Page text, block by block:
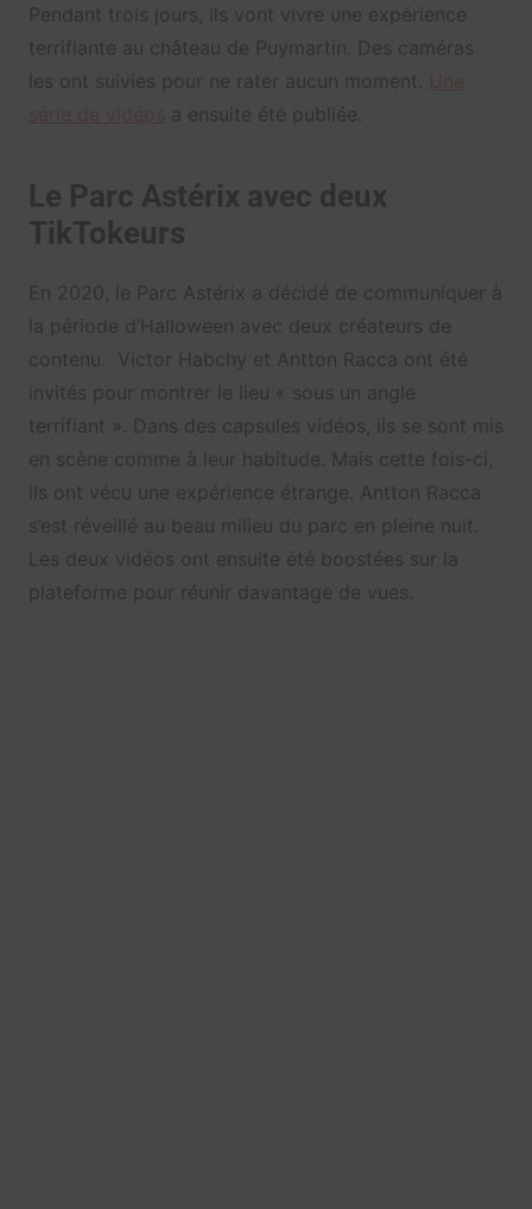
Pendant trois jours, ils vont vivre une expérience
terrifiante au château de Puymartin. Des caméras
les ont suivies pour ne rater aucun moment.
a ensuite été publiée.
Le Parc Astérix avec deux
TikTokeurs
En 2020, le Parc Astérix a décidé de communiquer à
la période d’Halloween avec deux créateurs de
contenu. Victor Habchy et Antton Racca ont été
invités pour montrer le lieu « sous un angle
terrifiant ». Dans des capsules vidéos, ils se sont mis
en scène comme à leur habitude. Mais cette fois-ci,
ils ont vécu une expérience étrange. Antton Racca
s’est réveillé au beau milieu du parc en pleine nuit.
Les deux vidéos ont ensuite été boostées sur la
plateforme pour réunir davantage de vues.